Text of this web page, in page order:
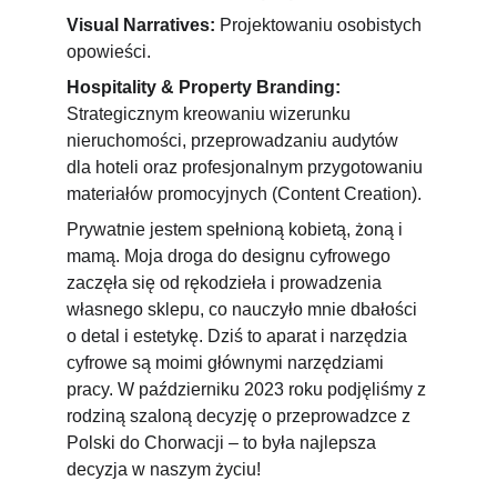
Visual Narratives: Projektowaniu osobistych
opowieści.
Hospitality & Property Branding:
Strategicznym kreowaniu wizerunku
nieruchomości, przeprowadzaniu audytów
dla hoteli oraz profesjonalnym przygotowaniu
materiałów promocyjnych (Content Creation).
Prywatnie jestem spełnioną kobietą, żoną i
mamą. Moja droga do designu cyfrowego
zaczęła się od rękodzieła i prowadzenia
własnego sklepu, co nauczyło mnie dbałości
o detal i estetykę. Dziś to aparat i narzędzia
cyfrowe są moimi głównymi narzędziami
pracy. W październiku 2023 roku podjęliśmy z
rodziną szaloną decyzję o przeprowadzce z
Polski do Chorwacji – to była najlepsza
decyzja w naszym życiu!